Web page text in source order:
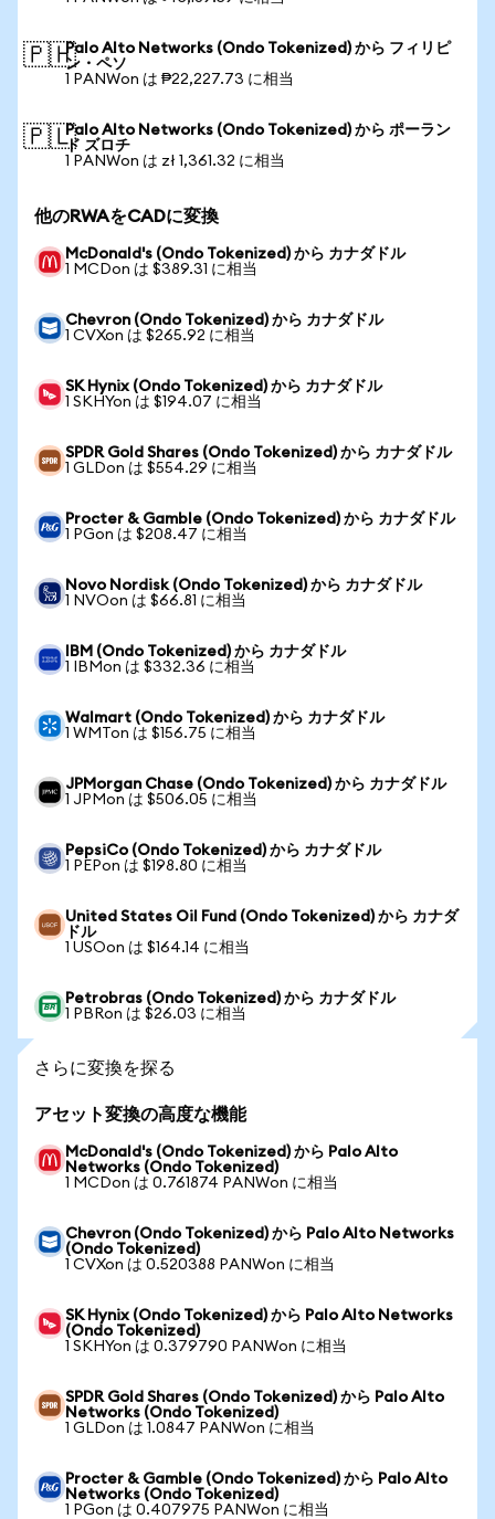
🇵🇭Palo Alto Networks (Ondo Tokenized) から フィリピ
ン・ペソ
1 PANWon は ₱22,227.73 に相当
🇵🇱Palo Alto Networks (Ondo Tokenized) から ポーラン
ド ズロチ
1 PANWon は zł 1,361.32 に相当
他のRWAをCADに変換
McDonald's (Ondo Tokenized) から カナダドル
1 MCDon は $389.31 に相当
Chevron (Ondo Tokenized) から カナダドル
1 CVXon は $265.92 に相当
SK Hynix (Ondo Tokenized) から カナダドル
1 SKHYon は $194.07 に相当
SPDR Gold Shares (Ondo Tokenized) から カナダドル
1 GLDon は $554.29 に相当
Procter & Gamble (Ondo Tokenized) から カナダドル
1 PGon は $208.47 に相当
Novo Nordisk (Ondo Tokenized) から カナダドル
1 NVOon は $66.81 に相当
IBM (Ondo Tokenized) から カナダドル
1 IBMon は $332.36 に相当
Walmart (Ondo Tokenized) から カナダドル
1 WMTon は $156.75 に相当
JPMorgan Chase (Ondo Tokenized) から カナダドル
1 JPMon は $506.05 に相当
PepsiCo (Ondo Tokenized) から カナダドル
1 PEPon は $198.80 に相当
United States Oil Fund (Ondo Tokenized) から カナダ
ドル
1 USOon は $164.14 に相当
Petrobras (Ondo Tokenized) から カナダドル
1 PBRon は $26.03 に相当
さらに変換を探る
アセット変換の高度な機能
McDonald's (Ondo Tokenized) から Palo Alto
Networks (Ondo Tokenized)
1 MCDon は 0.761874 PANWon に相当
Chevron (Ondo Tokenized) から Palo Alto Networks
(Ondo Tokenized)
1 CVXon は 0.520388 PANWon に相当
SK Hynix (Ondo Tokenized) から Palo Alto Networks
(Ondo Tokenized)
1 SKHYon は 0.379790 PANWon に相当
SPDR Gold Shares (Ondo Tokenized) から Palo Alto
Networks (Ondo Tokenized)
1 GLDon は 1.0847 PANWon に相当
Procter & Gamble (Ondo Tokenized) から Palo Alto
Networks (Ondo Tokenized)
1 PGon は 0.407975 PANWon に相当